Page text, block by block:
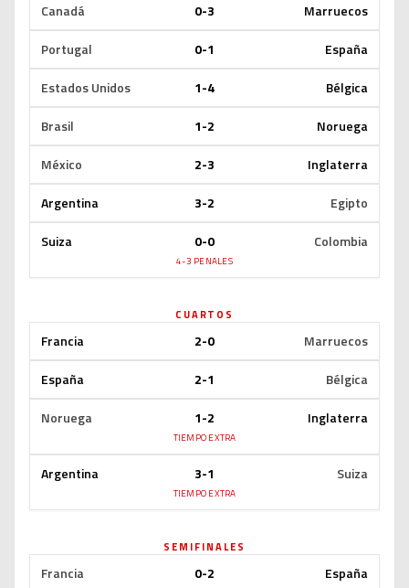
Canadá
0-3
Marruecos
Portugal
0-1
España
Estados Unidos
1-4
Bélgica
Brasil
1-2
Noruega
México
2-3
Inglaterra
Argentina
3-2
Egipto
Suiza
0-0 Colombia
4-3 PENALES
CUARTOS
Francia 2-0
Marruecos
España
2-1
Bélgica
Noruega
1-2 Inglaterra
TIEMPO EXTRA
Argentina 3-1 Suiza
TIEMPO EXTRA
SEMIFINALES
Francia 0-2
España